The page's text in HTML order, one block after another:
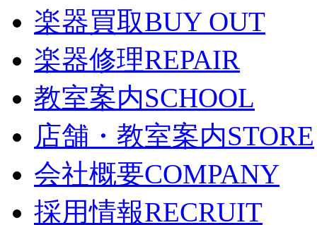
楽器買取BUY OUT
楽器修理REPAIR
教室案内SCHOOL
店舗・教室案内STORE
会社概要COMPANY
採用情報RECRUIT